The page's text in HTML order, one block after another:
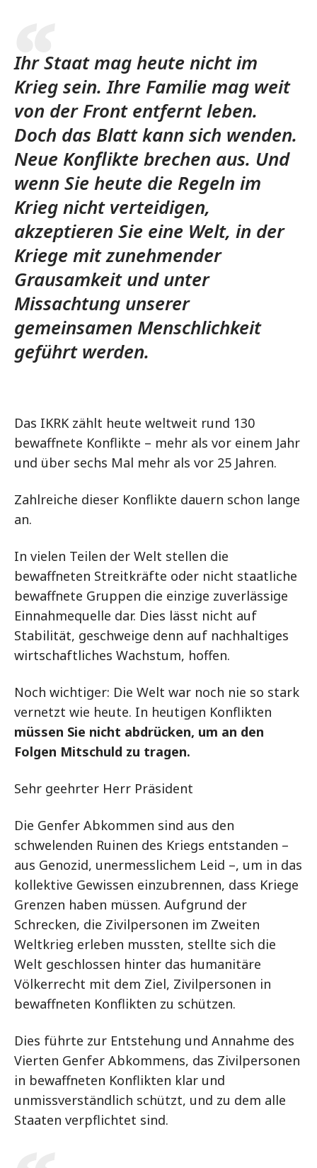
Ihr Staat mag heute nicht im
Krieg sein. Ihre Familie mag weit
von der Front entfernt leben.
Doch das Blatt kann sich wenden.
Neue Konflikte brechen aus. Und
wenn Sie heute die Regeln im
Krieg nicht verteidigen,
akzeptieren Sie eine Welt, in der
Kriege mit zunehmender
Grausamkeit und unter
Missachtung unserer
gemeinsamen Menschlichkeit
geführt werden.
Das IKRK zählt heute weltweit rund 130
bewaffnete Konflikte – mehr als vor einem Jahr
und über sechs Mal mehr als vor 25 Jahren.
Zahlreiche dieser Konflikte dauern schon lange
an.
In vielen Teilen der Welt stellen die
bewaffneten Streitkräfte oder nicht staatliche
bewaffnete Gruppen die einzige zuverlässige
Einnahmequelle dar. Dies lässt nicht auf
Stabilität, geschweige denn auf nachhaltiges
wirtschaftliches Wachstum, hoffen.
Noch wichtiger: Die Welt war noch nie so stark
vernetzt wie heute. In heutigen Konflikten
müssen Sie nicht abdrücken, um an den
Folgen Mitschuld zu tragen.
Sehr geehrter Herr Präsident
Die Genfer Abkommen sind aus den
schwelenden Ruinen des Kriegs entstanden –
aus Genozid, unermesslichem Leid –, um in das
kollektive Gewissen einzubrennen, dass Kriege
Grenzen haben müssen. Aufgrund der
Schrecken, die Zivilpersonen im Zweiten
Weltkrieg erleben mussten, stellte sich die
Welt geschlossen hinter das humanitäre
Völkerrecht mit dem Ziel, Zivilpersonen in
bewaffneten Konflikten zu schützen.
Dies führte zur Entstehung und Annahme des
Vierten Genfer Abkommens, das Zivilpersonen
in bewaffneten Konflikten klar und
unmissverständlich schützt, und zu dem alle
Staaten verpflichtet sind.